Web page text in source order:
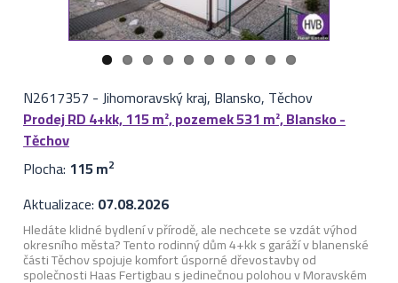
N2617357 -Jihomoravský kraj, Blansko, Těchov
Prodej RD 4+kk, 115 m², pozemek 531 m², Blansko -
Těchov
Plocha: 115 m2
Aktualizace: 07.08.2026
Hledáte klidné bydlení v přírodě, ale nechcete se vzdát výhod
okresního města? Tento rodinný dům 4+kk s garáží v blanenské
části Těchov spojuje komfort úsporné dřevostavby od
společnosti Haas Fertigbau s jedinečnou polohou v Moravském